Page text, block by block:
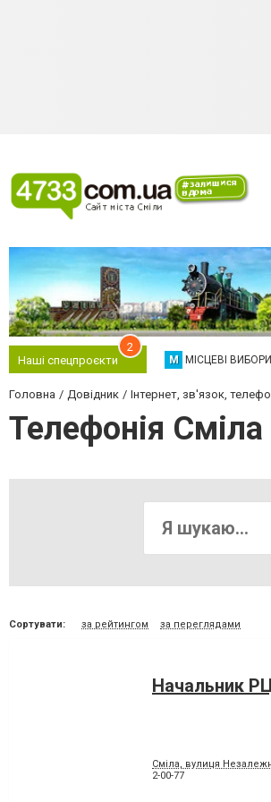
Наші спецпроєкти
2
М МІСЦЕВІ
Головна Довідник Інтернет, зв'язок,
Телефонія Сміла
Сортувати: за рейтингом за переглядами
Начальник
Сміла, вулиця
2-00-77